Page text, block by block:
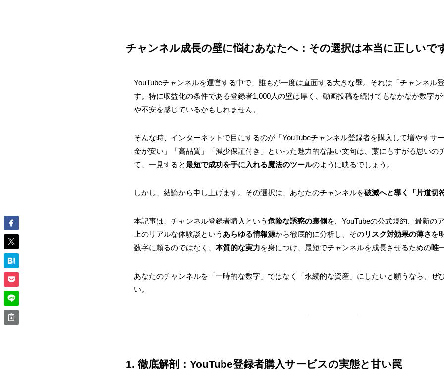
チャンネル成長の壁に悩むあなたへ：その選択は本当に正しいで
YouTubeチャンネルを運営する中で、誰もが一度は直面する大きな壁。それは「チャンネル
す。特に収益化の条件である登録者1,000人の壁は厚く、動画投稿を続けてもなかなか数字
や不安を感じているかもしれません。
そんな時、インターネットで目にするのが「YouTubeチャンネル登録者を購入して増やすサ
金が安い」「高品質」「減少保証付き」といった魅力的な謳い文句は、藁にもすがる思いの
て、一見すると最短で成功を手に入れる魔法のツールのように映るでしょう。
しかし、結論から申し上げます。その選択は、あなたのチャンネルを破滅へと導く「片道切
本記事は、チャンネル登録者購入という 危険な誘惑の裏側 を、YouTubeの公式規約、最新の
上のリアルな体験談という あらゆる情報源から徹底的に分析し、そのリスク対効果の薄さ を
数字に頼るのではなく、 本質的な実力を身につけ、最短でチャンネルを成長させるための唯
あなたのチャンネルを「一時的な数字」ではなく「永続的な資産」にしたいと願うなら、ぜ
い。
1. 徹底解剖：YouTube登録者購入サービスの実態と甘い罠